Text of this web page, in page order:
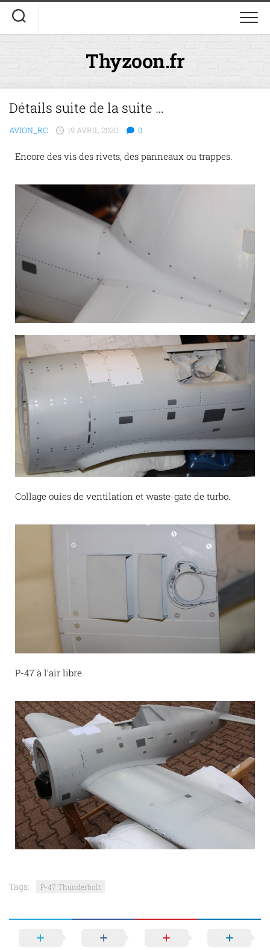
Thyzoon.fr
Détails suite de la suite …
AVION_RC 19 AVRIL 2020 0
Encore des vis des rivets, des panneaux ou trappes.
Collage ouies de ventilation et waste-gate de turbo.
P-47 à l’air libre.
Tags: P-47 Thunderbolt